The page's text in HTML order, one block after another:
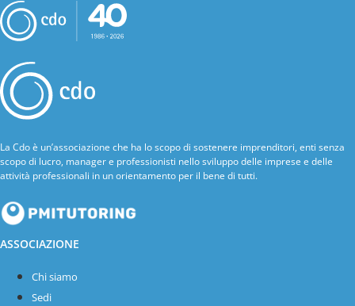
La Cdo è un’associazione che ha lo scopo di sostenere imprenditori, enti senza
scopo di lucro, manager e professionisti nello sviluppo delle imprese e delle
attività professionali in un orientamento per il bene di tutti.
ASSOCIAZIONE
Chi siamo
Sedi